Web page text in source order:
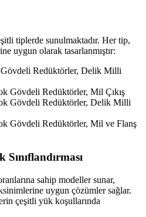
tiplerde sunulmaktadır. Her tip,
uygun olarak tasarlanmıştır:
Redüktörler, Delik Milli
Gövdeli Redüktörler, Mil Çıkış
Gövdeli Redüktörler, Delik Milli
Gövdeli Redüktörler, Mil ve Flanş
sahip modeller sunar,
uygun çözümler sağlar.
çeşitli yük koşullarında